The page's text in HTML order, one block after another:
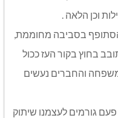
וכן הלאה .
בסביבה מחוממת,
בחוץ בקור העז ככול
והחברים נעשים
גורמים לעצמנו שיתוק